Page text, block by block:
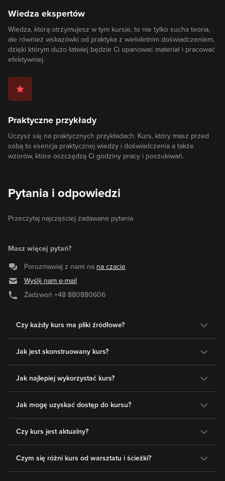
Wiedza ekspertów
Wiedza, którą otrzymujesz w tym kursie, to nie tylko sucha teoria,
ale również wskazówki od praktyka z wieloletnim doświadczeniem,
dzięki którym dużo łatwiej będzie Ci opanować materiał i pracować
efektywniej.
Praktyczne przykłady
Uczysz się na praktycznych przykładach. Kurs, który masz przed
sobą to esencja praktycznej wiedzy i doświadczenia a także
wzorów, które oszczędzą Ci godziny pracy i poszukiwań.
Pytania i odpowiedzi
Przeczytaj najczęściej zadawane pytania
Masz więcej pytań?
Porozmawiaj z nami na na czacie
Wyślij nam e-mail
Zadzwoń +48 880880606
Czy każdy kurs ma pliki źródłowe?
Jak jest skonstruowany kurs?
Jak najlepiej wykorzystać kurs?
Jak mogę uzyskać dostęp do kursu?
Czy kurs jest aktualny?
Czym się różni kurs od warsztatu i ścieżki?